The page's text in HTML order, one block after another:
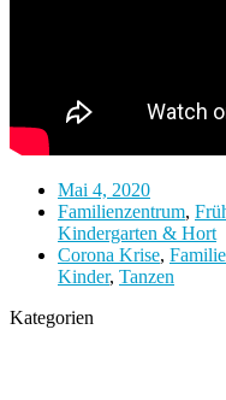
Mai 4, 2020
Familienzentrum,
Kindergarten & Hort
Corona Krise,
Kinder, Tanzen
Kategorien